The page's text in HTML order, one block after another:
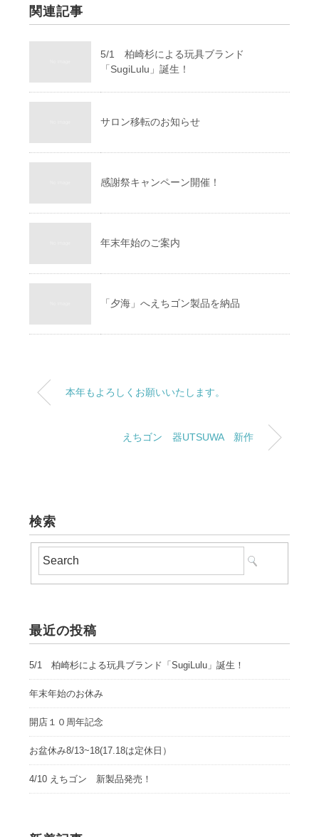
関連記事
5/1 柏崎杉による玩具ブランド
「SugiLulu」誕生！
サロン移転のお知らせ
感謝祭キャンペーン開催！
年末年始のご案内
「夕海」へえちゴン製品を納品
本年もよろしくお願いいたします。
えちゴン 器UTSUWA 新作
検索
最近の投稿
5/1 柏崎杉による玩具ブランド「SugiLulu」誕生！
年末年始のお休み
開店１０周年記念
お盆休み8/13~18(17.18は定休日）
4/10 えちゴン 新製品発売！